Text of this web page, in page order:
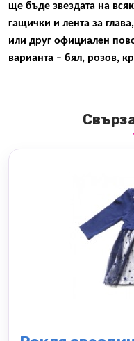
ще бъде звездата на
гащички и лента за
или друг официален
варианта – бял, розов,